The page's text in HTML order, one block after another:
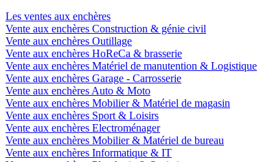
Les ventes aux enchères
Vente aux enchères Construction & génie civil
Vente aux enchères Outillage
Vente aux enchères HoReCa & brasserie
Vente aux enchères Matériel de manutention & Logistique
Vente aux enchères Garage - Carrosserie
Vente aux enchères Auto & Moto
Vente aux enchères Mobilier & Matériel de magasin
Vente aux enchères Sport & Loisirs
Vente aux enchères Electroménager
Vente aux enchères Mobilier & Matériel de bureau
Vente aux enchères Informatique & IT